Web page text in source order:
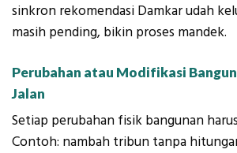
sinkron rekomendasi Damkar udah
masih pending, bikin proses mandek.
Perubahan atau Modifikasi
Jalan
Setiap perubahan fisik bangunan
Contoh: nambah tribun tanpa